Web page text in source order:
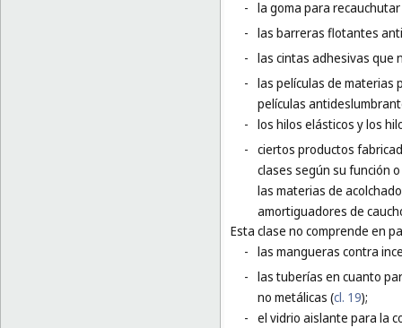
- la goma para
- las barreras flotantes
- las cintas adhesivas que
- las películas de materias
películas
- los hilos elásticos y los
- ciertos productos
clases según su función
las materias de
amortiguadores de
Esta clase no comprende en
- las mangueras contra
- las tuberías en cuanto
no metálicas (cl. 19);
- el vidrio aislante para la